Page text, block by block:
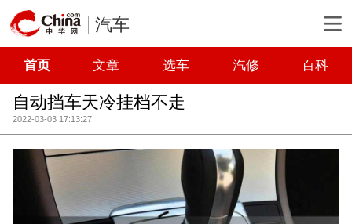
汽车
首页 文章 选车 汽修 百科
自动挡车天冷挂档不走
2022-03-03 17:13:27